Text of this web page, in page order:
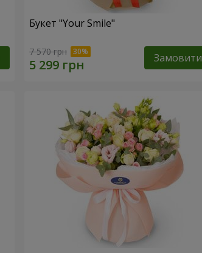
Букет "Your Smile"
7 570 грн Замовити